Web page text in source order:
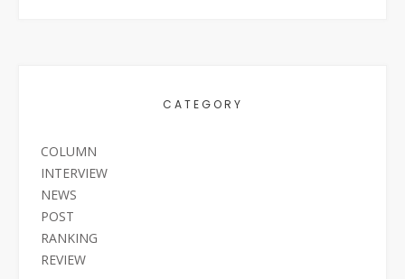
CATEGORY
COLUMN
INTERVIEW
NEWS
POST
RANKING
REVIEW